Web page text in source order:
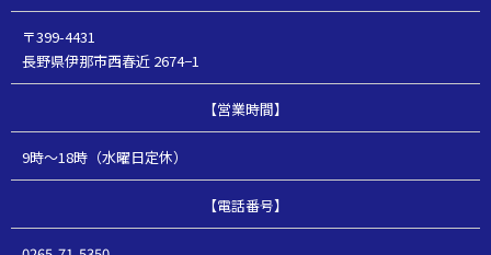
〒399-4431
長野県伊那市西春近 2674−1
【営業時間】
9時～18時（水曜日定休）
【電話番号】